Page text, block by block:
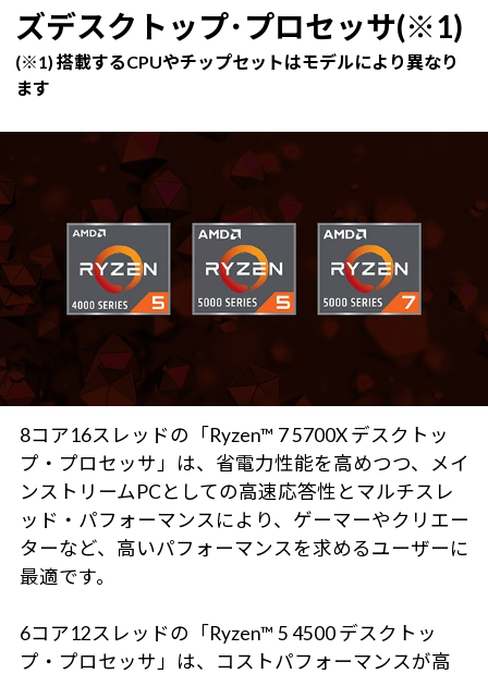
ズデスクトップ･プロセッサ(※1)
(※1) 搭載するCPUやチップセットはモデルにより異なり
ます
8コア16スレッドの「Ryzen™ 7 5700X デスクトッ
プ・プロセッサ」は、省電力性能を高めつつ、メイ
ンストリームPCとしての高速応答性とマルチスレ
ッド・パフォーマンスにより、ゲーマーやクリエー
ターなど、高いパフォーマンスを求めるユーザーに
最適です。
6コア12スレッドの「Ryzen™ 5 4500 デスクトッ
プ・プロセッサ」は、コストパフォーマンスが高